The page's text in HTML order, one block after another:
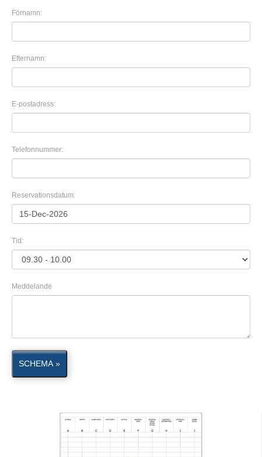
Förnamn:
Efternamn:
E-postadress:
Telefonnummer:
Reservationsdatum:
Tid:
Meddelande
SCHEMA »